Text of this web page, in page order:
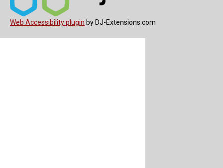
Web Accessibility plugin by DJ-Extensions.com